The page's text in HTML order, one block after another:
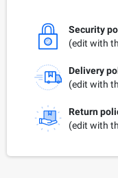
Security
(edit with
Delivery
(edit with
Return
(edit with